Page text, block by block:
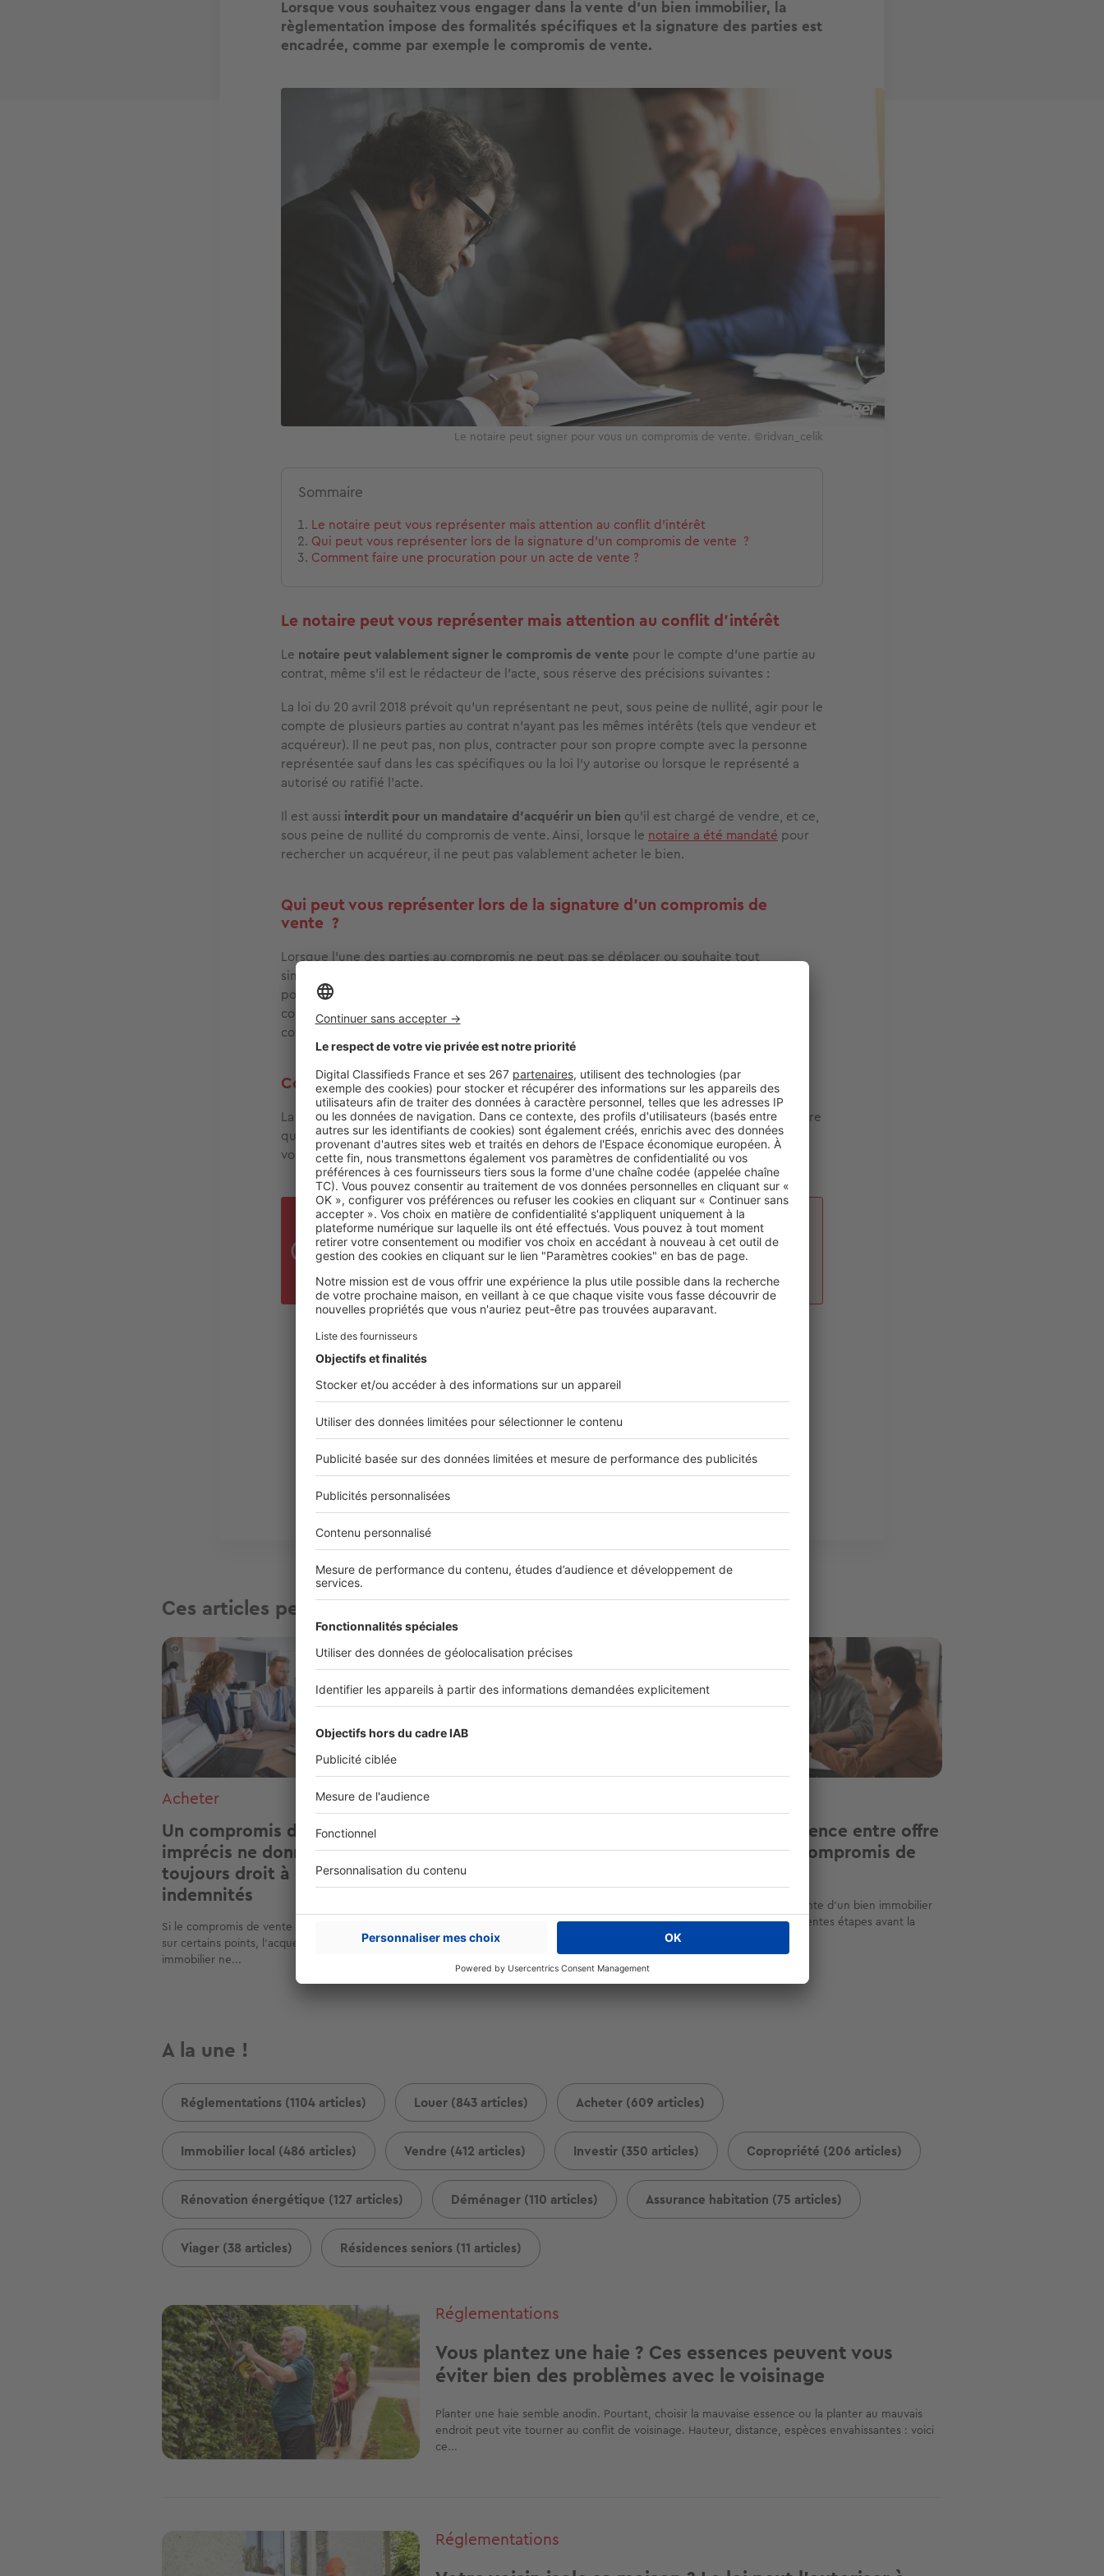
Lorsque vous souhaitez vous engager dans la vente d’un bien immobilier, la
règlementation impose des formalités spécifiques et la signature des parties est
encadrée, comme par exemple le compromis de vente.
Image
Le notaire peut signer pour vous un compromis de vente. ©ridvan_celik
Sommaire
Le notaire peut vous représenter mais attention au conflit d’intérêt
Qui peut vous représenter lors de la signature d'un compromis de vente ?
Comment faire une procuration pour un acte de vente ?
Le notaire peut vous représenter mais attention au conflit d’intérêt
Le notaire peut valablement signer le compromis de vente pour le compte d’une partie au
contrat, même s’il est le rédacteur de l’acte, sous réserve des précisions suivantes :
La loi du 20 avril 2018 prévoit qu’un représentant ne peut, sous peine de nullité, agir pour le
compte de plusieurs parties au contrat n’ayant pas les mêmes intérêts (tels que vendeur et
acquéreur). Il ne peut pas, non plus, contracter pour son propre compte avec la personne
représentée sauf dans les cas spécifiques ou la loi l’y autorise ou lorsque le représenté a
autorisé ou ratifié l’acte.
Il est aussi interdit pour un mandataire d’acquérir un bien qu’il est chargé de vendre, et ce,
sous peine de nullité du compromis de vente. Ainsi, lorsque le notaire a été mandaté pour
rechercher un acquéreur, il ne peut pas valablement acheter le bien.
Qui peut vous représenter lors de la signature d'un compromis de
vente ?
Lorsque l’une des parties au compromis ne peut pas se déplacer ou souhaite tout
simplement se faire représenter, elle peut donner le pouvoir à un tiers. Les personnes
pouvant recevoir un
compte d’une partie au contrat peuvent être un cocontractant, tel qu’un coacquéreur, ou
covendeur, mais une tierce personne le peut aussi.
Comment faire une procuration pour un acte de vente ?
La forme écrite est à privilégierpour la procuration (aussi appelée mandat). Il est nécessaire
que le mandant (partie au contrat qui donne pouvoir à un tiers) manifeste clairement sa
volonté d’être représenté et que l’acte signé ait à son égard une pleine efficacité.
Articles 1984 et suivants du code civil
Loi du 20 avril 2018 n°2018-287 modifiant l’article 1161 du code civil
Partager sur
Plus de conseils
Ces articles peuvent vous intéresser
Image
Acheter
Un compromis de vente
imprécis ne donne pas
toujours droit à des
indemnités
Si le compromis de vente signé est imprécis
sur certains points, l’acquéreur du bien
immobilier ne...
Image
différence entre une clause
suspensive et une clause
résolutoire ?
Un compromis de vente peut contenir à la
fois des clauses suspensives et des clauses
Quelle différence entre offre
d’achat et compromis de
Le processus de vente d’un bien immobilier
se décline en différentes étapes avant la
A la une !
Réglementations (1104 articles) Louer (843 articles) Acheter (609 articles)
Immobilier local (486 articles) Vendre (412 articles) Investir (350 articles) Copropriété (206 articles)
Rénovation énergétique (127 articles) Déménager (110 articles) Assurance habitation (75 articles)
Viager (38 articles) Résidences seniors (11 articles)
Image Réglementations
Vous plantez une haie ? Ces essences peuvent vous
éviter bien des problèmes avec le voisinage
Planter une haie semble anodin. Pourtant, choisir la mauvaise essence ou la planter au mauvais
endroit peut vite tourner au conflit de voisinage. Hauteur, distance, espèces envahissantes : voici
ce...
Image Réglementations